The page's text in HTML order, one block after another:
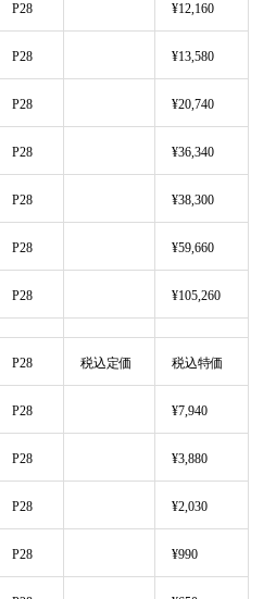
P28 ¥12,160
P28 ¥13,580
P28 ¥20,740
P28 ¥36,340
P28 ¥38,300
P28 ¥59,660
P28 ¥105,260
P28 税込定価 税込特価
P28 ¥7,940
P28 ¥3,880
P28 ¥2,030
P28 ¥990